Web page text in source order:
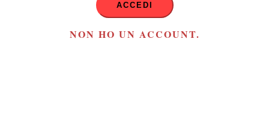
ACCEDI
NON HO UN ACCOUNT.